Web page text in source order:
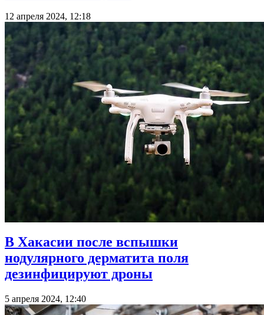
12 апреля 2024, 12:18
В Хакасии после вспышки
нодулярного дерматита поля
дезинфицируют дроны
5 апреля 2024, 12:40